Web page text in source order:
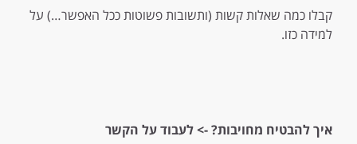
קבלו כמה שאלות קשות (ותשובות פשוטות ככל האפשר…) על
למידה כזו.
איך להבטיח מחויבות?-> לעבוד על הקשר